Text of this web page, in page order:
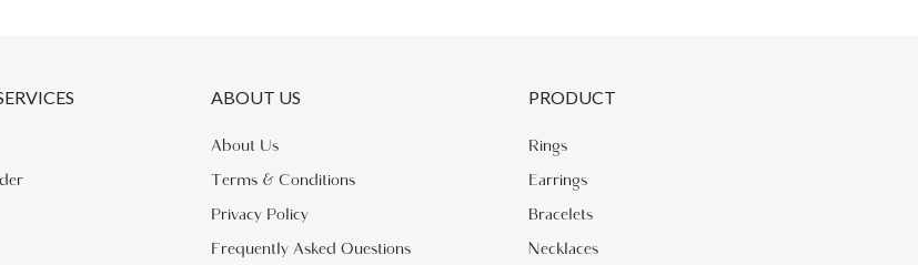
ABOUT US
About Us
Terms & Conditions
Privacy Policy
Frequently Asked Questions
PRODUCT
Rings
Earrings
Bracelets
Necklaces